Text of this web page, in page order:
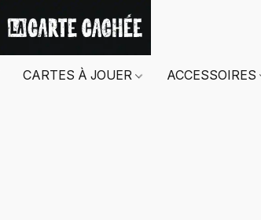
CARTES À JOUER ACCESSOIRES